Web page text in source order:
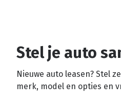
Stel je auto
Nieuwe auto leasen? Stel
merk, model en opties en